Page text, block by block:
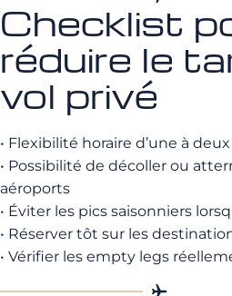
Checklist
réduire le
vol privé
• Flexibilité horaire d’une à
• Possibilité de décoller ou
aéroports
• Éviter les pics saisonniers
• Réserver tôt sur les
• Vérifier les empty legs